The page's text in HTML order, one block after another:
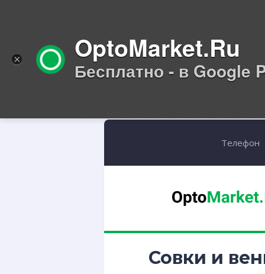
Телефон
Совки и
× OptoMarket.Ru
Бесплатно - в Google